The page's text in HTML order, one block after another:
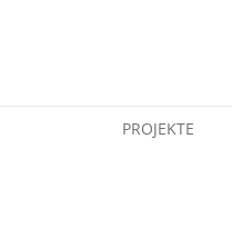
PROJEKTE